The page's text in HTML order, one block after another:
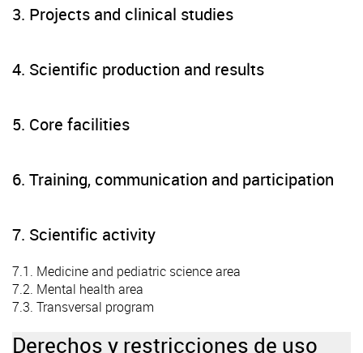
3. Projects and clinical studies
4. Scientific production and results
5. Core facilities
6. Training, communication and participation
7. Scientific activity
7.1. Medicine and pediatric science area
7.2. Mental health area
7.3. Transversal program
Derechos y restricciones de uso